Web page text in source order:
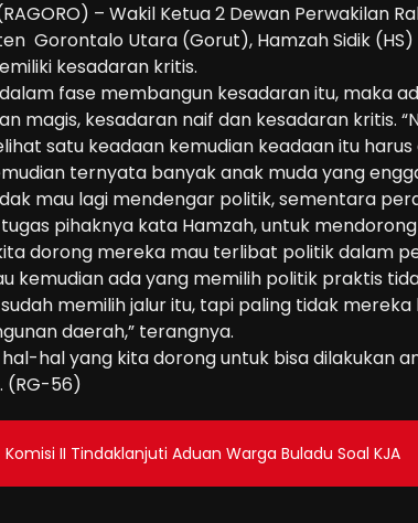
– Wakil Ketua 2 Dewan Perwakilan
Gorontalo Utara (Gorut), Hamzah Sidik
kesadaran kritis.
fase membangun kesadaran itu, maka
magis, kesadaran naif dan kesadaran kritis.
satu keadaan kemudian keadaan itu harus
ternyata banyak anak muda yang
mau lagi mendengar politik, sementara
pihaknya kata Hamzah, untuk
dorong mereka mau terlibat politik dalam
kemudian ada yang memilih politik praktis
memilih jalur itu, tapi paling tidak
daerah,” terangnya.
hal-hal yang kita dorong untuk bisa dilakukan
(RG-56)
Komisi II Tindaklanjuti Aduan Warga Buladu Soal KJA